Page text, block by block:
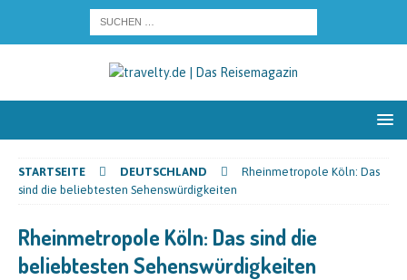
STARTSEITE DEUTSCHLAND
Rheinmetropole Köln: Das
sind die beliebtesten Sehenswürdigkeiten
Rheinmetropole Köln: Das sind die
beliebtesten Sehenswürdigkeiten